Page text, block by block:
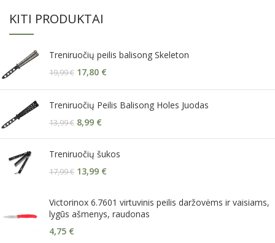
KITI PRODUKTAI
Treniruočių peilis balisong Skeleton
19,99€ 17,80 €
Treniruočių Peilis Balisong Holes Juodas
13,99€ 8,99 €
Treniruočių šukos
17,99€ 13,99 €
Victorinox 6.7601 virtuvinis peilis daržovėms ir vaisiams,
lygūs ašmenys, raudonas
4,75 €